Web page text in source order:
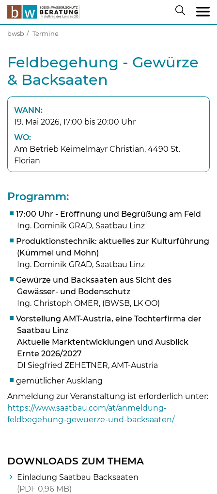
Skip to main content
bwsb Termine
Feldbegehung - Gewürze
& Backsaaten
WANN:
19. Mai 2026, 17:00 bis 20:00 Uhr
WO:
Am Betrieb Keimelmayr Christian, 4490 St.
Florian
Programm:
17:00 Uhr - Eröffnung und Begrüßung am Feld
Ing. Dominik GRAD, Saatbau Linz
Produktionstechnik: aktuelles zur Kulturführung
(Kümmel und Mohn)
Ing. Dominik GRAD, Saatbau Linz
Gewürze und Backsaaten aus Sicht des
Gewässer- und Bodenschutz
Ing. Christoph ÖMER, (BWSB, LK OÖ)
Vorstellung AMT-Austria, eine Tochterfirma der
Saatbau Linz
Aktuelle Marktentwicklungen und Ausblick
Ernte 2026/2027
DI Siegfried ZEHETNER, AMT-Austria
gemütlicher Ausklang
Anmeldung zur Veranstaltung ist erforderlich unter:
https://www.saatbau.com/at/anmeldung-
feldbegehung-gewuerze-und-backsaaten/
DOWNLOADS ZUM THEMA
Einladung Saatbau Backsaaten
PDF 0,96 MB